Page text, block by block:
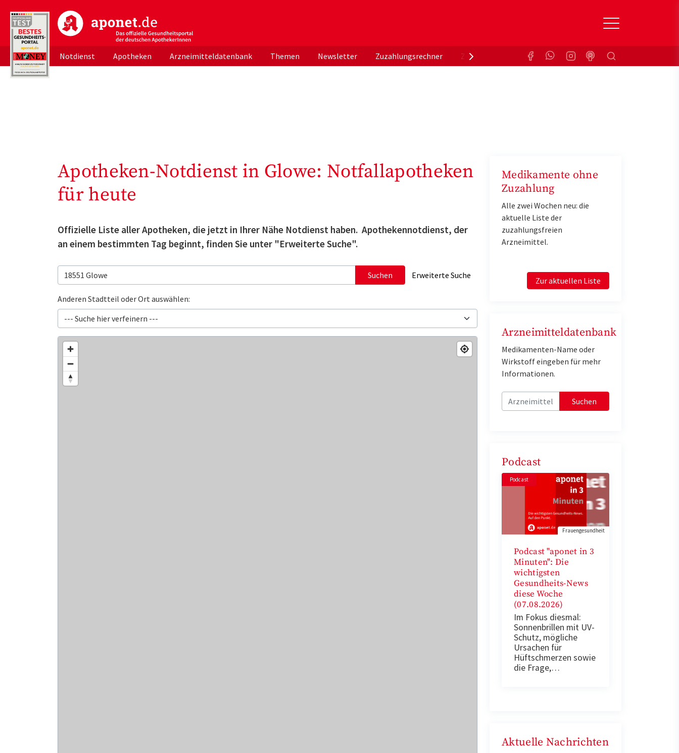
aponet.de - Das offizielle Gesundheitsportal der deutschen ApothekerInnen
Notdienst Apotheken Arzneimitteldatenbank Themen Newsletter Zuzahlungsrechner Zuzahlungsbefreiung KrankenkasseSuchen
Apotheken-Notdienst in Glowe: Notfallapotheken
für heute
Offizielle Liste aller Apotheken, die jetzt in Ihrer Nähe Notdienst haben. Apothekennotdienst, der
an einem bestimmten Tag beginnt, finden Sie unter "Erweiterte Suche".
Suchen Erweiterte Suche
Anderen Stadtteil oder Ort auswählen:
Medikamente ohne
Zuzahlung
Alle zwei Wochen neu: die
aktuelle Liste der
zuzahlungsfreien
Arzneimittel.
Zur aktuellen Liste
Arzneimitteldatenbank
Medikamenten-Name oder
Wirkstoff eingeben für mehr
Informationen.
Suchen
Podcast
Podcast
Frauengesundheit
Podcast "aponet in 3
Minuten": Die
wichtigsten
Gesundheits-News
diese Woche
(07.08.2026)
Im Fokus diesmal:
Sonnenbrillen mit UV-
Schutz, mögliche
Ursachen für
Hüftschmerzen sowie
die Frage,…
Aktuelle Nachrichten